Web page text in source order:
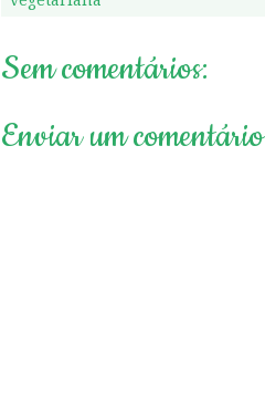
Sem comentários:
Enviar um comentário